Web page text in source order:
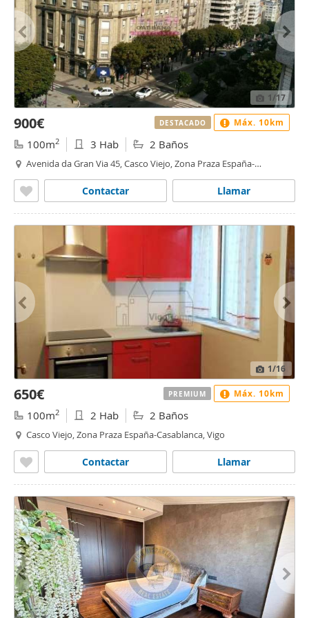
1/17
900€
100m2 3 Hab 2 Baños
Avenida da Gran Via 45, Casco Viejo, Zona Praza España-
Llamar
Contactar
DESTACADO Máx. 10km
1/16
650€
100m2 2 Hab 2 Baños
Casco Viejo, Zona Praza España-Casablanca, Vigo
Llamar
Contactar
PREMIUM Máx. 10km